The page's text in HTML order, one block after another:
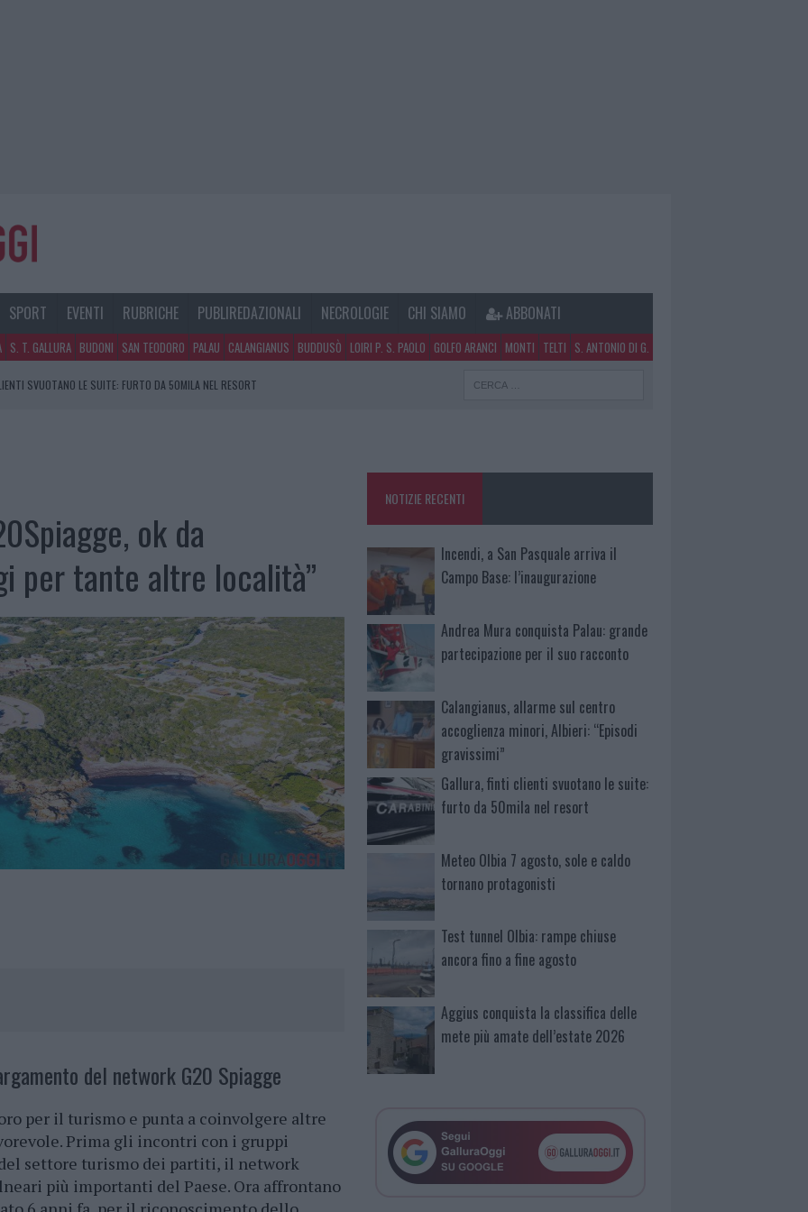
SPORT EVENTI RUBRICHE PUBLIREDAZIONALI NECROLOGIE CHI SIAMO ABBONATI
S. T. GALLURA BUDONI SAN TEODORO PALAU CALANGIANUS BUDDUSÒ LOIRI P. S. PAOLO GOLFO ARANCI MONTI TELTI S. ANTONIO DI G.
SVUOTANO LE SUITE: FURTO DA 50MILA NEL RESORT
SOLE E CALDO TORNANO PROTAGONISTI
ok da
per tante altre località”
del network G20 Spiagge
per il turismo e punta a coinvolgere altre
Prima gli incontri con i gruppi
settore turismo dei partiti, il network
più importanti del Paese. Ora affrontano
NOTIZIE RECENTI
Incendi, a San Pasquale arriva il
Campo Base: l’inaugurazione
Andrea Mura conquista Palau: grande
partecipazione per il suo racconto
Calangianus, allarme sul centro
accoglienza minori, Albieri: “Episodi
gravissimi”
Gallura, finti clienti svuotano le suite:
furto da 50mila nel resort
Meteo Olbia 7 agosto, sole e caldo
tornano protagonisti
Test tunnel Olbia: rampe chiuse
ancora fino a fine agosto
Aggius conquista la classifica delle
mete più amate dell’estate 2026